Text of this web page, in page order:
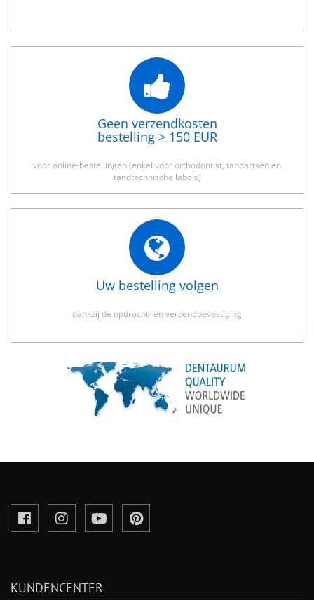
Geen verzendkosten
bestelling > 150 EUR
voor online-bestellingen (enkel voor orthodontist, tandartsen en
tandtechnische labo's)
Uw bestelling volgen
dankzij de opdracht- en verzendbevestiging
KUNDENCENTER